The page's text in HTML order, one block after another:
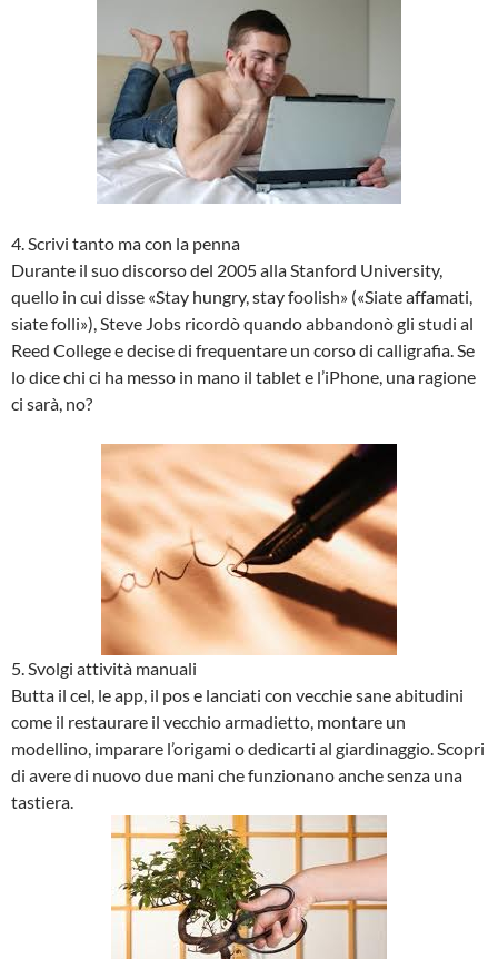
4. Scrivi tanto ma con la penna
Durante il suo discorso del 2005 alla Stanford University,
quello in cui disse «Stay hungry, stay foolish» («Siate affamati,
siate folli»), Steve Jobs ricordò quando abbandonò gli studi al
Reed College e decise di frequentare un corso di calligrafia. Se
lo dice chi ci ha messo in mano il tablet e l’iPhone, una ragione
ci sarà, no?
5. Svolgi attività manuali
Butta il cel, le app, il pos e lanciati con vecchie sane abitudini
come il restaurare il vecchio armadietto, montare un
modellino, imparare l’origami o dedicarti al giardinaggio. Scopri
di avere di nuovo due mani che funzionano anche senza una
tastiera.